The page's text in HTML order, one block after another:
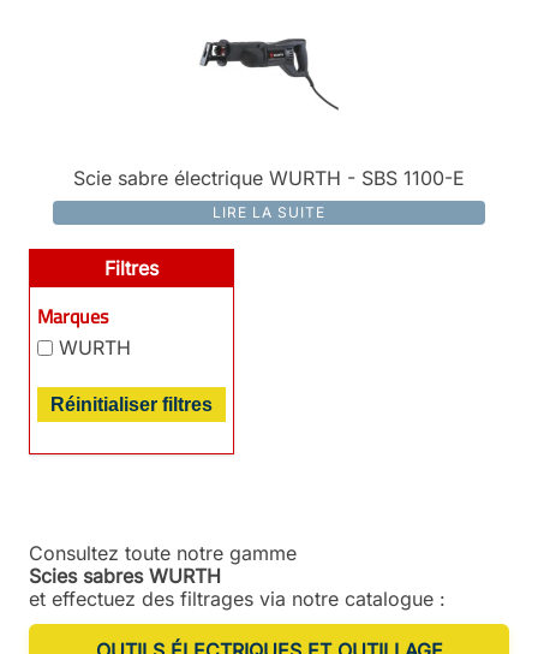
Filtres
Marques
WURTH
Réinitialiser filtres
Scie sabre électrique WURTH - SBS 1100-E
LIRE LA SUITE
Consultez toute notre gamme
Scies sabres WURTH
et effectuez des filtrages via notre catalogue :